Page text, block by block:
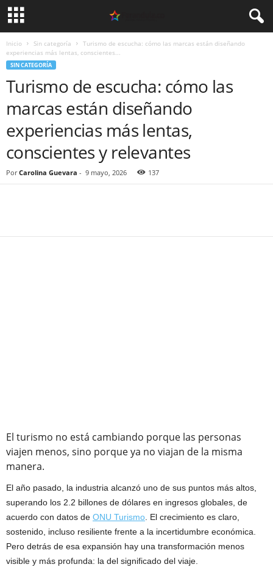
Inicio Sin categoría
Turismo de escucha: cómo las marcas están diseñando
experiencias más lentas, conscientes...
SIN CATEGORÍA
Turismo de escucha: cómo las
marcas están diseñando
experiencias más lentas,
conscientes y relevantes ​
Por Carolina Guevara - 9 mayo, 2026 137
El turismo no está cambiando porque las personas
viajen menos, sino porque ya no viajan de la misma
manera.
El año pasado, la industria alcanzó uno de sus puntos más altos,
superando los 2.2 billones de dólares en ingresos globales, de
acuerdo con datos de ONU Turismo. El crecimiento es claro,
sostenido, incluso resiliente frente a la incertidumbre económica.
Pero detrás de esa expansión hay una transformación menos
visible y más profunda: la del significado del viaje.